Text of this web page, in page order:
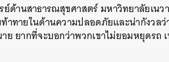
ด้านสาธารณสุขศาสตร์ มหาวิทยาลัยเน
าทายในด้านความปลอดภัยและน่ากังวล
ยากที่จะบอกว่าพวกเขาไม่ยอมหยุดรถ